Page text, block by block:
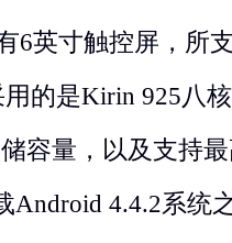
6英寸触控屏，所
用的是Kirin 925八
容量，以及支持
Android 4.4.2系统